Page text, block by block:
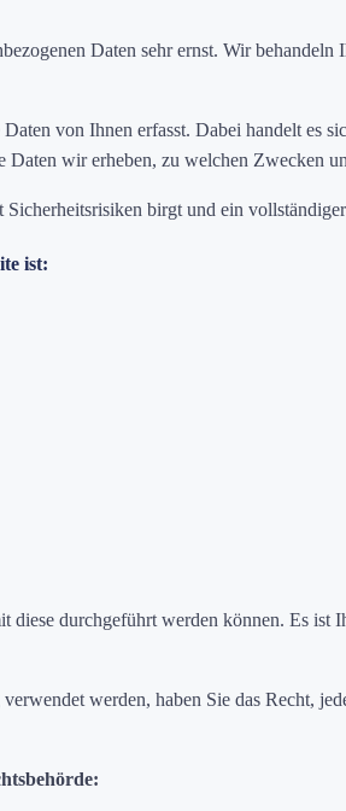
Daten sehr ernst. Wir
von Ihnen erfasst. Dabei handelt es
wir erheben, zu welchen Zwecken
birgt und ein
ist:
durchgeführt werden können. Es
werden, haben Sie das Recht,